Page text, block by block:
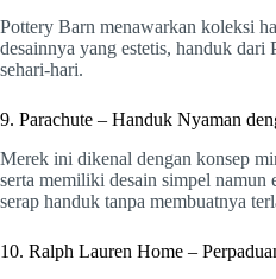
Pottery Barn menawarkan koleksi
desainnya yang estetis, handuk
sehari-hari.
9. Parachute – Handuk Nyaman
Merek ini dikenal dengan konsep
serta memiliki desain simpel namun
serap handuk tanpa membuatnya
10. Ralph Lauren Home –